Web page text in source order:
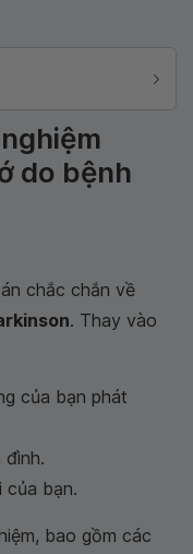
do bệnh
chắc chắn về
. Thay vào
của bạn phát
của bạn.
bao gồm các